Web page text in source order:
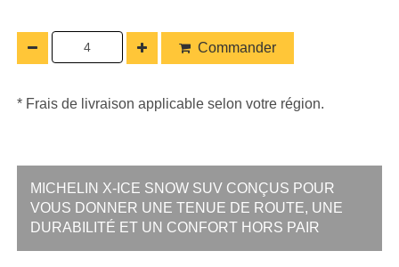
Commander
* Frais de livraison applicable selon votre région.
MICHELIN X-ICE SNOW SUV CONÇUS POUR
VOUS DONNER UNE TENUE DE ROUTE, UNE
DURABILITÉ ET UN CONFORT HORS PAIR